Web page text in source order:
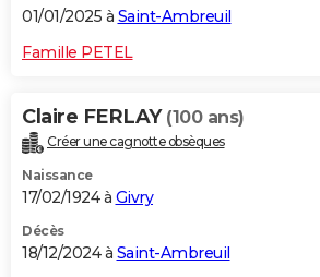
01/01/2025 à Saint-Ambreuil
Famille PETEL
Claire FERLAY (100 ans)
Créer une cagnotte obsèques
Naissance
17/02/1924 à Givry
Décès
18/12/2024 à Saint-Ambreuil